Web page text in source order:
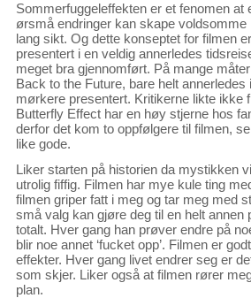
Sommerfuggeleffekten er et fenomen at
ørsmå endringer kan skape voldsomme
lang sikt. Og dette konseptet for filmen
presentert i en veldig annerledes
meget bra gjennomført. På mange
Back to the Future, bare helt
mørkere presentert. Kritikerne likte ikke
Butterfly Effect har en høy stjerne hos
derfor det kom to oppfølgere til filmen,
like gode.
Liker starten på historien da mystikken
utrolig fiffig. Filmen har mye kule ting
filmen griper fatt i meg og tar meg med
små valg kan gjøre deg til en helt annen
totalt. Hver gang han prøver endre på
blir noe annet ‘fucket opp’. Filmen er
effekter. Hver gang livet endrer seg er
som skjer. Liker også at filmen rører
plan.